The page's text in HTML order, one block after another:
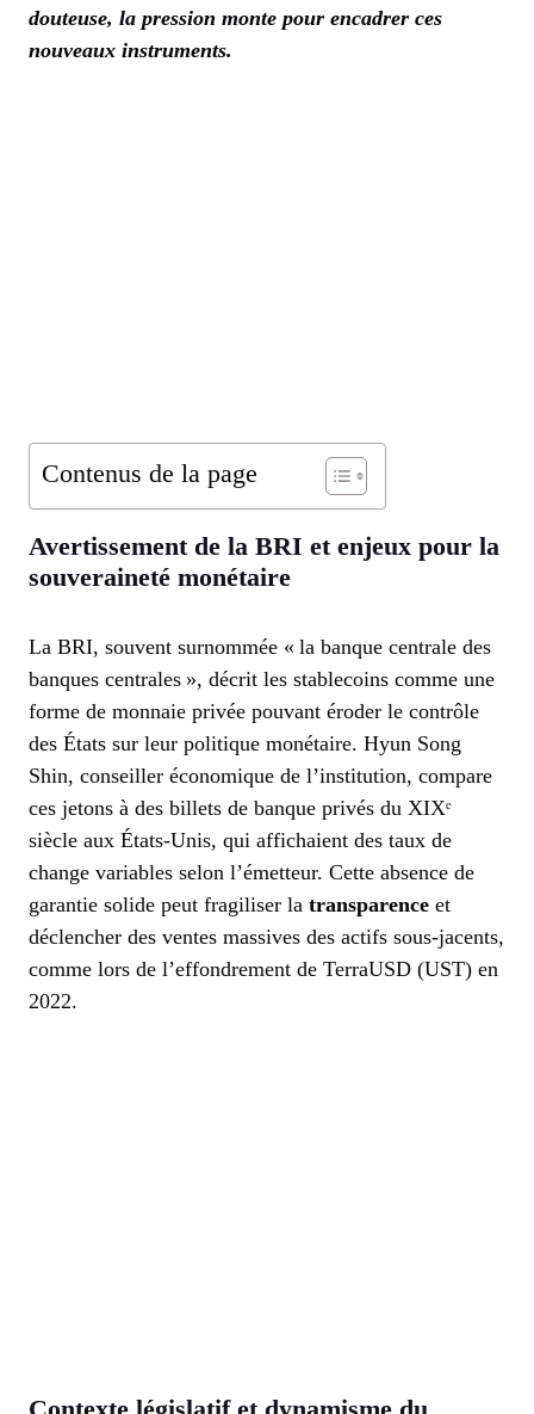
douteuse, la pression monte pour encadrer ces
nouveaux instruments.
Contenus de la page
Avertissement de la BRI et enjeux pour la
souveraineté monétaire
La BRI, souvent surnommée « la banque centrale des
banques centrales », décrit les stablecoins comme une
forme de monnaie privée pouvant éroder le contrôle
des États sur leur politique monétaire. Hyun Song
Shin, conseiller économique de l’institution, compare
ces jetons à des billets de banque privés du XIXᵉ
siècle aux États-Unis, qui affichaient des taux de
change variables selon l’émetteur. Cette absence de
garantie solide peut fragiliser la transparence et
déclencher des ventes massives des actifs sous-jacents,
comme lors de l’effondrement de TerraUSD (UST) en
2022.